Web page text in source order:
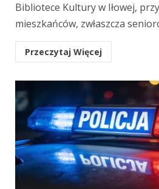
Bibliotece Kultury w Iłowej,
mieszkańców, zwłaszcza
Przeczytaj Więcej